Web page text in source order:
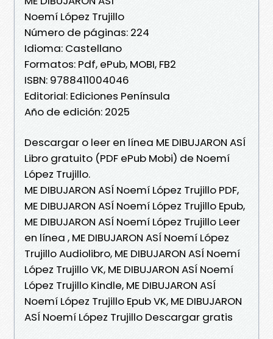
Noemí López Trujillo
Número de páginas: 224
Idioma: Castellano
Formatos: Pdf, ePub, MOBI, FB2
ISBN: 9788411004046
Editorial: Ediciones Península
Año de edición: 2025
Descargar o leer en línea ME DIBUJARON ASÍ
Libro gratuito (PDF ePub Mobi) de Noemí
López Trujillo.
ME DIBUJARON ASÍ Noemí López Trujillo PDF,
ME DIBUJARON ASÍ Noemí López Trujillo Epub,
ME DIBUJARON ASÍ Noemí López Trujillo Leer
en línea , ME DIBUJARON ASÍ Noemí López
Trujillo Audiolibro, ME DIBUJARON ASÍ Noemí
López Trujillo VK, ME DIBUJARON ASÍ Noemí
López Trujillo Kindle, ME DIBUJARON ASÍ
Noemí López Trujillo Epub VK, ME DIBUJARON
ASÍ Noemí López Trujillo Descargar gratis